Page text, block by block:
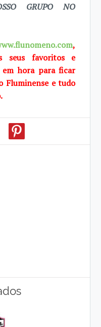
GRUPO NO
,
seus favoritos e
em hora para ficar
Fluminense e tudo